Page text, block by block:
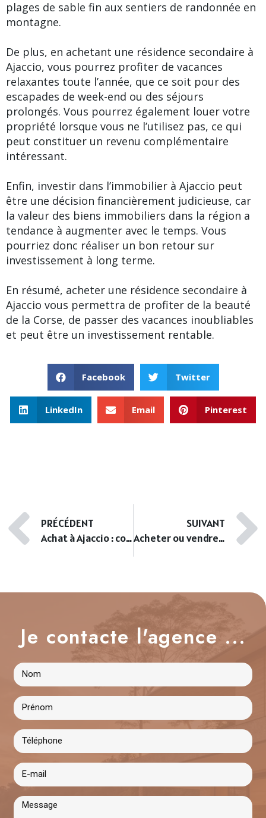
plages de sable fin aux sentiers de randonnée en
montagne.
De plus, en achetant une résidence secondaire à
Ajaccio, vous pourrez profiter de vacances
relaxantes toute l’année, que ce soit pour des
escapades de week-end ou des séjours
prolongés. Vous pourrez également louer votre
propriété lorsque vous ne l’utilisez pas, ce qui
peut constituer un revenu complémentaire
intéressant.
Enfin, investir dans l’immobilier à Ajaccio peut
être une décision financièrement judicieuse, car
la valeur des biens immobiliers dans la région a
tendance à augmenter avec le temps. Vous
pourriez donc réaliser un bon retour sur
investissement à long terme.
En résumé, acheter une résidence secondaire à
Ajaccio vous permettra de profiter de la beauté
de la Corse, de passer des vacances inoubliables
et peut être un investissement rentable.
Facebook Twitter
LinkedIn Email Pinterest
PRÉCÉDENT
Achat à Ajaccio : comment éviter les vices cachés ?
SUIVANT
Acheter ou vendre à Aspretto Ajaccio : quelles perspectives en 2025 ?
Je contacte l'agence ...